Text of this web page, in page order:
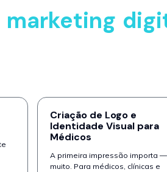
marketing
Criação de Logo e
Identidade Visual para
Médicos
A primeira impressão importa
muito. Para médicos, clínicas e